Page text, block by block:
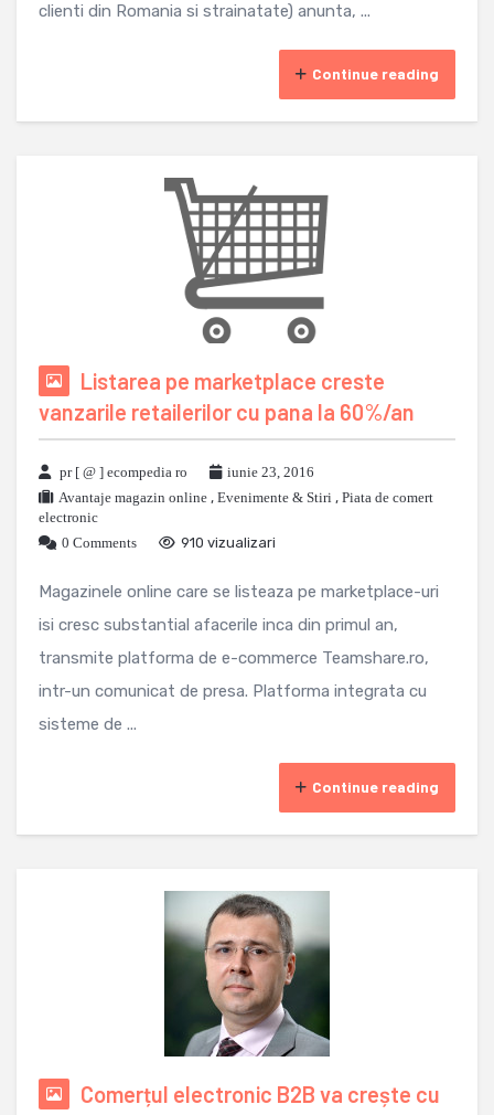
clienti din Romania si strainatate) anunta, ...
Continue reading
Listarea pe marketplace creste
vanzarile retailerilor cu pana la 60%/an
pr [ @ ] ecompedia ro
iunie 23, 2016
Avantaje magazin online , Evenimente & Stiri , Piata de comert
electronic
0 Comments
910 vizualizari
Magazinele online care se listeaza pe marketplace-uri
isi cresc substantial afacerile inca din primul an,
transmite platforma de e-commerce Teamshare.ro,
intr-un comunicat de presa. Platforma integrata cu
sisteme de ...
Continue reading
Comerțul electronic B2B va crește cu